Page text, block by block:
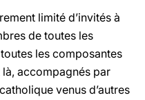
limité d’invités à
de toutes les
les composantes
accompagnés par
venus d’autres